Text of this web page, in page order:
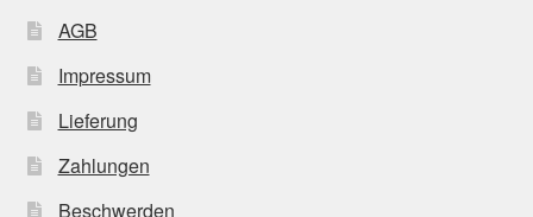
AGB
Impressum
Lieferung
Zahlungen
Beschwerden